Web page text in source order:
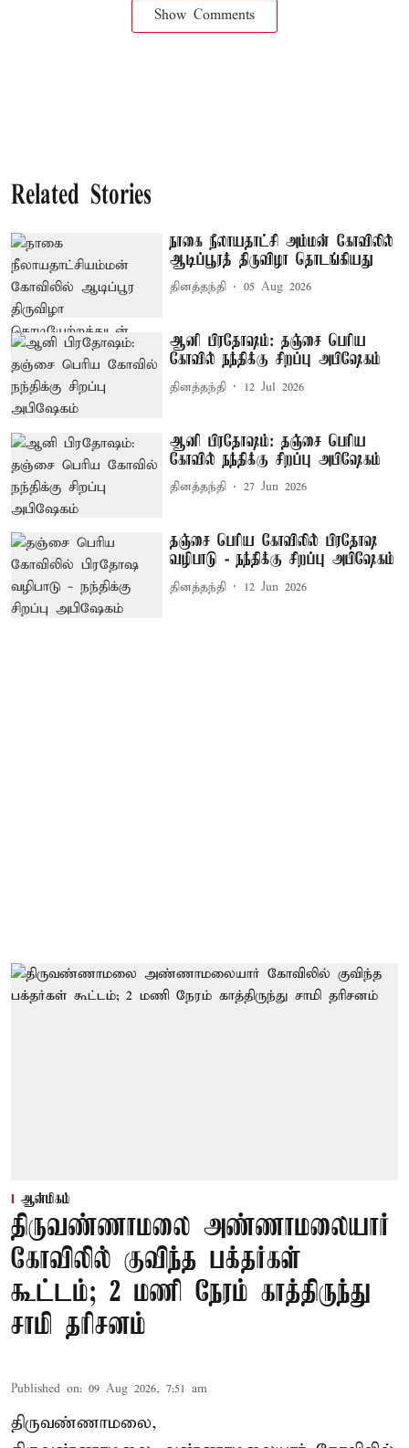
Show Comments
Related Stories
நாகை நீலாயதாட்சி அம்மன் கோவிலில்
ஆடிப்பூரத் திருவிழா தொடங்கியது
தினத்தந்தி 05 Aug 2026
ஆனி பிரதோஷம்: தஞ்சை பெரிய
கோவில் நந்திக்கு சிறப்பு அபிஷேகம்
தினத்தந்தி 12 Jul 2026
ஆனி பிரதோஷம்: தஞ்சை பெரிய
கோவில் நந்திக்கு சிறப்பு அபிஷேகம்
தினத்தந்தி 27 Jun 2026
தஞ்சை பெரிய கோவிலில் பிரதோஷ
வழிபாடு - நந்திக்கு சிறப்பு அபிஷேகம்
தினத்தந்தி 12 Jun 2026
ஆன்மிகம்
திருவண்ணாமலை அண்ணாமலையார்
கோவிலில் குவிந்த பக்தர்கள்
கூட்டம்; 2 மணி நேரம் காத்திருந்து
சாமி தரிசனம்
Published on: 09 Aug 2026, 7:51 am
திருவண்ணாமலை,